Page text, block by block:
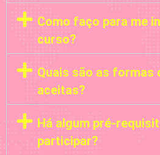
Como faço para me
curso?
Quais são as formas
aceitas?
Há algum pré-
participar?